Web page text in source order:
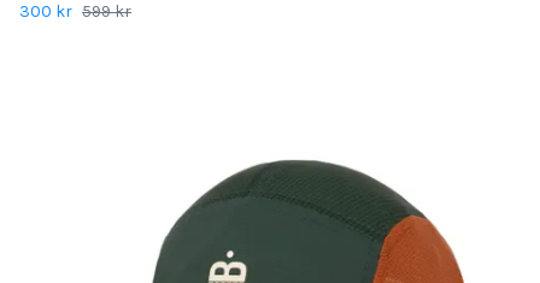
300 kr 599 kr